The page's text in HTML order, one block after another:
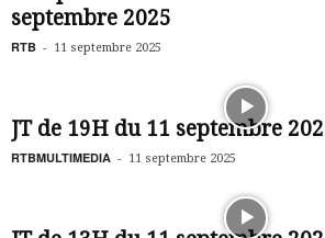
septembre 2025
RTB - 11 septembre 2025
JT de 19H du 11 septembre
RTBMULTIMEDIA - 11 septembre 2025